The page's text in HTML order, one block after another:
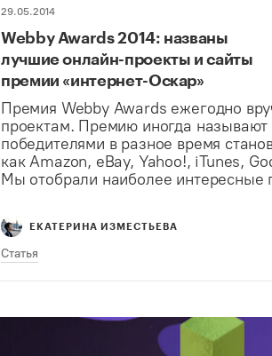
29.05.2014
Webby Awards 2014: названы
лучшие онлайн-проекты и сайты
премии «интернет-Оскар»
Премия Webby Awards ежегодно
проектам. Премию иногда
победителями в разное время
как Amazon, eBay, Yahoo!, iTunes,
Мы отобрали наиболее интересные
котором можно создавать петиции.
ЕКАТЕРИНА ИЗМЕСТЬЕВА
Статья